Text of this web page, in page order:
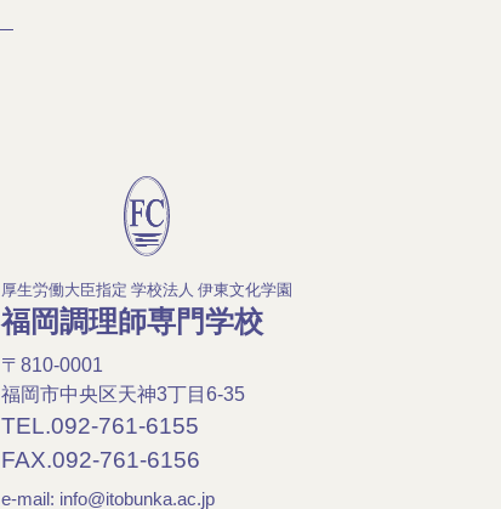
厚生労働大臣指定 学校法人 伊東文化学園
福岡調理師専門学校
〒810-0001
福岡市中央区天神3丁目6-35
TEL.092-761-6155
FAX.092-761-6156
e-mail: info@itobunka.ac.jp